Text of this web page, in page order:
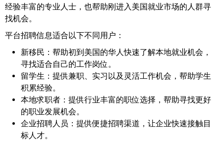
经验丰富的专业人士，也帮助刚进入美国就业市场的人群寻
找机会。
平台招聘信息适合以下不同用户：
新移民： 帮助初到美国的华人快速了解本地就业机会，
寻找适合自己的工作岗位。
留学生： 提供兼职、实习以及灵活工作机会，帮助学生
积累经验。
本地求职者： 提供行业丰富的职位选择，帮助寻找更好
的职业发展机会。
企业招聘人员： 提供便捷招聘渠道，让企业快速接触目
标人才。